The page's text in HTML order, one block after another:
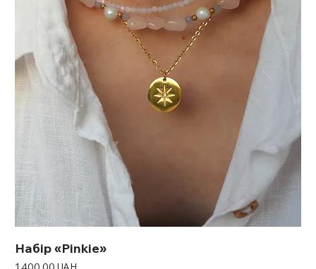
Набір «Pinkie»
Ціна